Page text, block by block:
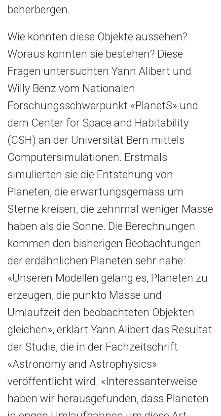
beherbergen.
Wie könnten diese Objekte aussehen?
Woraus könnten sie bestehen? Diese
Fragen untersuchten Yann Alibert und
Willy Benz vom Nationalen
Forschungsschwerpunkt «PlanetS» und
dem Center for Space and Habitability
(CSH) an der Universität Bern mittels
Computersimulationen. Erstmals
simulierten sie die Entstehung von
Planeten, die erwartungsgemäss um
Sterne kreisen, die zehnmal weniger Masse
haben als die Sonne. Die Berechnungen
kommen den bisherigen Beobachtungen
der erdähnlichen Planeten sehr nahe:
«Unseren Modellen gelang es, Planeten zu
erzeugen, die punkto Masse und
Umlaufzeit den beobachteten Objekten
gleichen», erklärt Yann Alibert das Resultat
der Studie, die in der Fachzeitschrift
«Astronomy and Astrophysics»
veröffentlicht wird. «Interessanterweise
haben wir herausgefunden, dass Planeten